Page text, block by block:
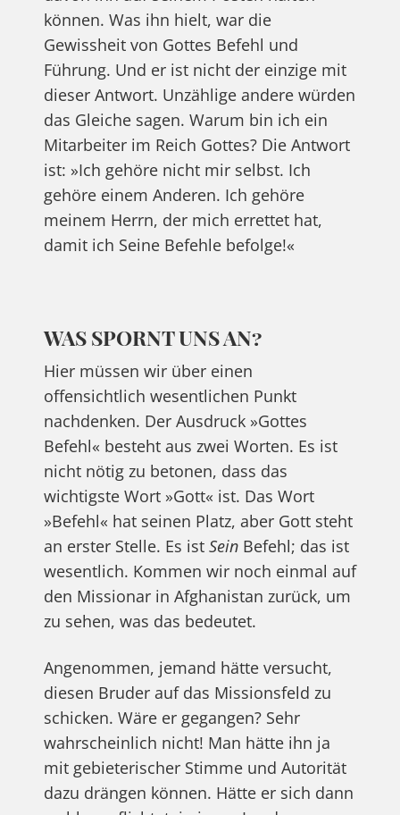
können. Was ihn hielt, war die
Gewissheit von Gottes Befehl und
Führung. Und er ist nicht der einzige mit
dieser Antwort. Unzählige andere würden
das Gleiche sagen. Warum bin ich ein
Mitarbeiter im Reich Gottes? Die Antwort
ist: »Ich gehöre nicht mir selbst. Ich
gehöre einem Anderen. Ich gehöre
meinem Herrn, der mich errettet hat,
damit ich Seine Befehle befolge!«
WAS SPORNT UNS AN?
Hier müssen wir über einen
offensichtlich wesentlichen Punkt
nachdenken. Der Ausdruck »Gottes
Befehl« besteht aus zwei Worten. Es ist
nicht nötig zu betonen, dass das
wichtigste Wort »Gott« ist. Das Wort
»Befehl« hat seinen Platz, aber Gott steht
an erster Stelle. Es ist SeinBefehl; das ist
wesentlich. Kommen wir noch einmal auf
den Missionar in Afghanistan zurück, um
zu sehen, was das bedeutet.
Angenommen, jemand hätte versucht,
diesen Bruder auf das Missionsfeld zu
schicken. Wäre er gegangen? Sehr
wahrscheinlich nicht! Man hätte ihn ja
mit gebieterischer Stimme und Autorität
dazu drängen können. Hätte er sich dann